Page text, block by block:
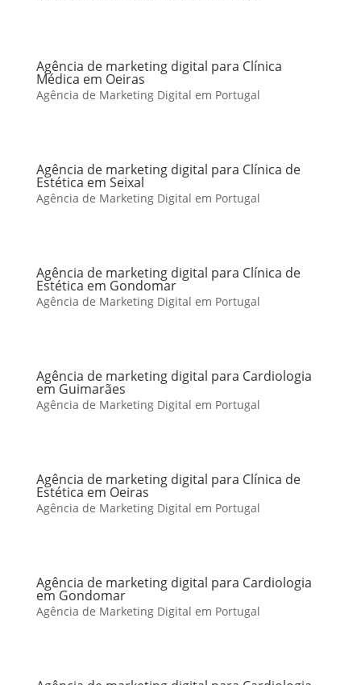
Agência de marketing digital para Clínica
Médica em Oeiras
Agência de Marketing Digital em Portugal
Agência de marketing digital para Clínica de
Estética em Seixal
Agência de Marketing Digital em Portugal
Agência de marketing digital para Clínica de
Estética em Gondomar
Agência de Marketing Digital em Portugal
Agência de marketing digital para Cardiologia
em Guimarães
Agência de Marketing Digital em Portugal
Agência de marketing digital para Clínica de
Estética em Oeiras
Agência de Marketing Digital em Portugal
Agência de marketing digital para Cardiologia
em Gondomar
Agência de Marketing Digital em Portugal